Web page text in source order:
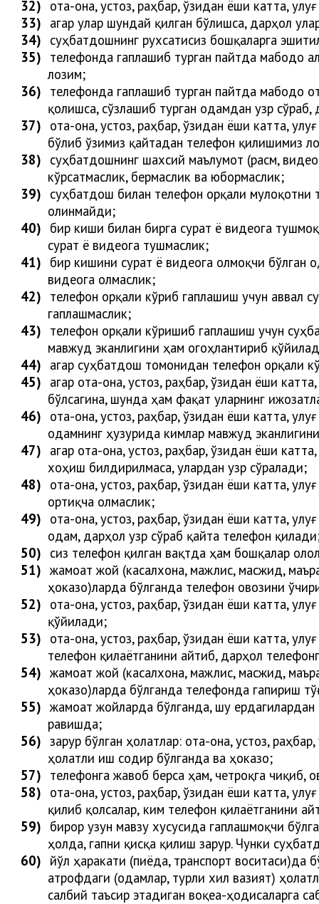
32) ота-она, устоз, раҳбар, ўзидан ёши катта,
33) агар улар шундай қилган бўлишса, дарҳол
34) суҳбатдошнинг рухсатисиз бошқаларга
35) телефонда гаплашиб турган пайтда мабодо
лозим;
36) телефонда гаплашиб турган пайтда мабодо
қолишса, сўзлашиб турган одамдан узр сўраб,
37) ота-она, устоз, раҳбар, ўзидан ёши катта,
бўлиб ўзимиз қайтадан телефон қилишимиз
38) суҳбатдошнинг шахсий маълумот (расм,
кўрсатмаслик, бермаслик ва юбормаслик;
39) суҳбатдош билан телефон орқали
олинмайди;
40) бир киши билан бирга сурат ё видеога
сурат ё видеога тушмаслик;
41) бир кишини сурат ё видеога олмоқчи бўлган
видеога олмаслик;
42) телефон орқали кўриб гаплашиш учун аввал
гаплашмаслик;
43) телефон орқали кўришиб гаплашиш учун
мавжуд эканлигини ҳам огоҳлантириб қўйи
44) агар суҳбатдош томонидан телефон орқали
45) агар ота-она, устоз, раҳбар, ўзидан ёши
бўлсагина, шунда ҳам фақат уларнинг
46) ота-она, устоз, раҳбар, ўзидан ёши катта,
одамнинг ҳузурида кимлар мавжуд
47) агар ота-она, устоз, раҳбар, ўзидан ёши
хоҳиш билдирилмаса, улардан узр сўралади;
48) ота-она, устоз, раҳбар, ўзидан ёши катта,
ортиқча олмаслик;
49) ота-она, устоз, раҳбар, ўзидан ёши катта,
одам, дарҳол узр сўраб қайта телефон қилади
50) сиз телефон қилган вақтда ҳам бошқалар
51) жамоат жой (касалхона, мажлис, масжид,
ҳоказо)ларда бўлганда телефон овозини
52) ота-она, устоз, раҳбар, ўзидан ёши катта,
қўйилади;
53) ота-она, устоз, раҳбар, ўзидан ёши катта,
телефон қилаётганини айтиб, дарҳол
54) жамоат жой (касалхона, мажлис, масжид,
ҳоказо)ларда бўлганда телефонда гапириш
55) жамоат жойларда бўлганда, шу
равишда;
56) зарур бўлган ҳолатлар: ота-она, устоз,
ҳолатли иш содир бўлганда ва ҳоказо;
57) телефонга жавоб берса ҳам, четроқга чиқиб,
58) ота-она, устоз, раҳбар, ўзидан ёши катта,
қилиб қолсалар,ким телефон қилаётганини
59) бирор узун мавзу хусусида гаплашмоқчи
ҳолда, гапни қисқа қилиш зарур. Чунки
60) йўл ҳаракати (пиёда, транспорт
атрофдаги (одамлар, турли хил вазият)
салбий таъсир этадиган воқеа-ҳодисаларга